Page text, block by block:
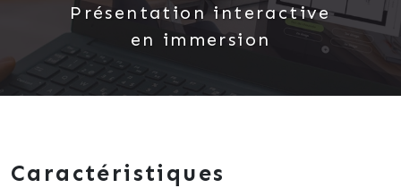
Visite Virtuelle disponible
Présentation interactive
en immersion
Caractéristiques